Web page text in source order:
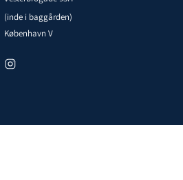
(inde i baggården)
København V
g